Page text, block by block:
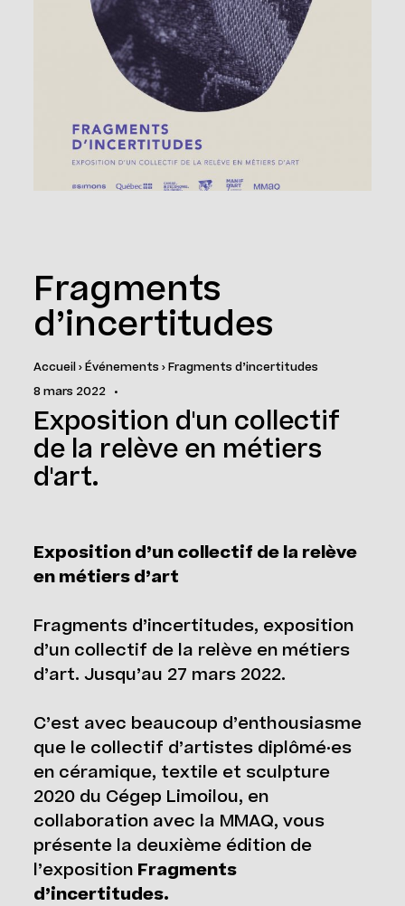
Fragments
d’incertitudes
Accueil›Événements ›Fragments d’incertitudes
8 mars 2022 •
Exposition d'un collectif
de la relève en métiers
d'art.
Exposition d’un collectif de la relève
en métiers d’art
Fragments d’incertitudes, exposition
d’un collectif de la relève en métiers
d’art. Jusqu’au 27 mars 2022.
C’est avec beaucoup d’enthousiasme
que le collectif d’artistes diplômé·es
en céramique, textile et sculpture
2020 du Cégep Limoilou, en
collaboration avec la MMAQ, vous
présente la deuxième édition de
l’exposition Fragments
d’incertitudes.